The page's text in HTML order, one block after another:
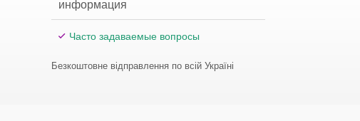
информация
Часто задаваемые вопросы
Безкоштовне відправлення по всій Україні